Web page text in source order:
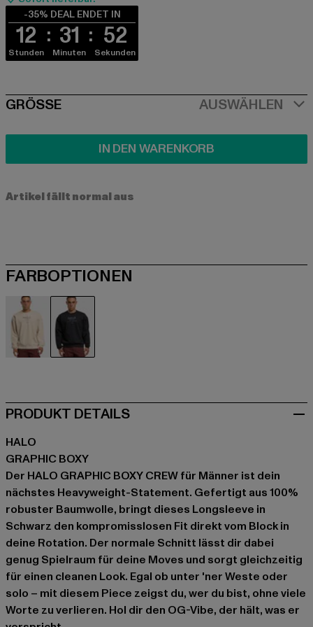
-35% DEAL ENDET IN
12
Stunden
31
Minuten
52
Sekunden
SIZE
GRÖSSE AUSWÄHLEN
IN DEN WARENKORB
Artikel fällt normal aus
FARBOPTIONEN
PRODUKT DETAILS
HALO
GRAPHIC BOXY
Der HALO GRAPHIC BOXY CREW für Männer ist dein
nächstes Heavyweight-Statement. Gefertigt aus 100%
robuster Baumwolle, bringt dieses Longsleeve in
Schwarz den kompromisslosen Fit direkt vom Block in
deine Rotation. Der normale Schnitt lässt dir dabei
genug Spielraum für deine Moves und sorgt gleichzeitig
für einen cleanen Look. Egal ob unter 'ner Weste oder
solo – mit diesem Piece zeigst du, wer du bist, ohne viele
Worte zu verlieren. Hol dir den OG-Vibe, der hält, was er